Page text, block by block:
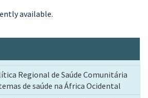
available.
Regional de Saúde Comunitária
de saúde na África Ocidental